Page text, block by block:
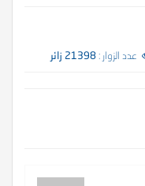
عدد الزوار :21398 زائر